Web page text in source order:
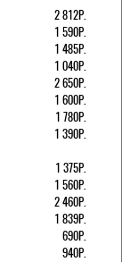
2 812Р.
1 590Р.
1 485Р.
1 040Р.
2 650Р.
1 600Р.
1 780Р.
1 390Р.
1 375Р.
1 560Р.
2 460Р.
1 839Р.
690Р.
940Р.